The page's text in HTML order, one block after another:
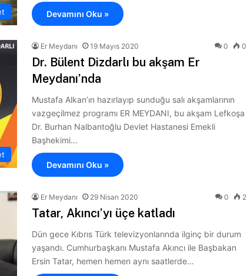
Devamını Oku »
Er Meydanı 19 Mayıs 2020 0 0
Dr. Bülent Dizdarlı bu akşam Er
Meydanı’nda
Mustafa Alkan’ın hazırlayıp sunduğu salı akşamlarının
vazgeçilmez programı ER MEYDANI, bu akşam Lefkoşa
Dr. Burhan Nalbantoğlu Devlet Hastanesi Emekli
Başhekimi…
Devamını Oku »
Er Meydanı 29 Nisan 2020 0 2
Tatar, Akıncı’yı üçe katladı
Dün gece Kıbrıs Türk televizyonlarında ilginç bir durum
yaşandı. Cumhurbaşkanı Mustafa Akıncı ile Başbakan
Ersin Tatar, hemen hemen aynı saatlerde…